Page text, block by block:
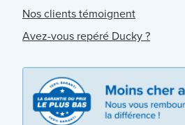
Nos clients témoignent
Avez-vous repéré Ducky ?